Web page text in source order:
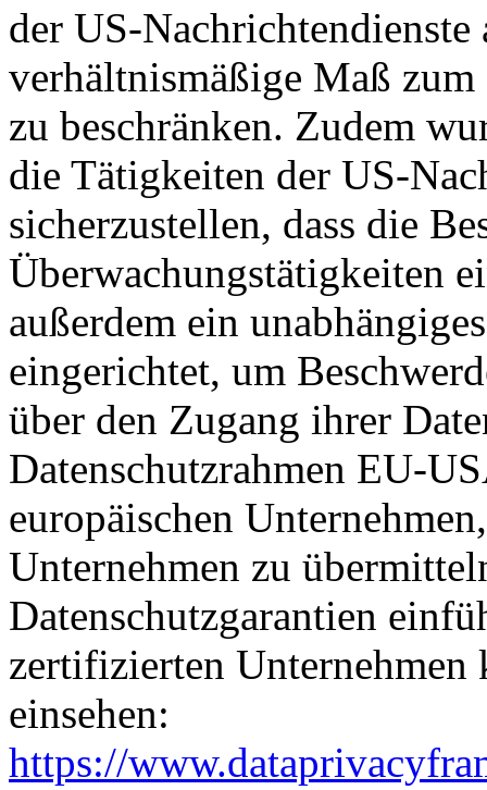
der US-
verhältnismäßige Maß
zu beschränken. Zudem
die Tätigkeiten der US-
sicherzustellen, dass die
Überwachungstätigkeiten
außerdem ein
eingerichtet, um
über den Zugang ihrer
Datenschutzrahmen EU-
europäischen
Unternehmen zu
Datenschutzgarantien
zertifizierten
einsehen:
https://